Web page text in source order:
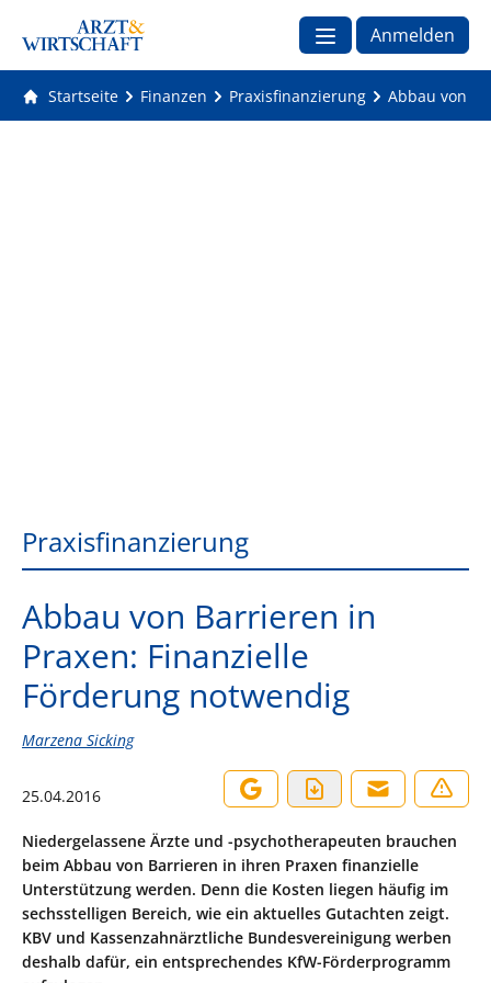
Anmelden
Startseite Finanzen Praxisfinanzierung Abbau von
Praxisfinanzierung
Abbau von Barrieren in
Praxen: Finanzielle
Förderung notwendig
Marzena Sicking
25.04.2016
Niedergelassene Ärzte und -psychotherapeuten brauchen
beim Abbau von Barrieren in ihren Praxen finanzielle
Unterstützung werden. Denn die Kosten liegen häufig im
sechsstelligen Bereich, wie ein aktuelles Gutachten zeigt.
KBV und Kassenzahnärztliche Bundesvereinigung werben
deshalb dafür, ein entsprechendes KfW-Förderprogramm